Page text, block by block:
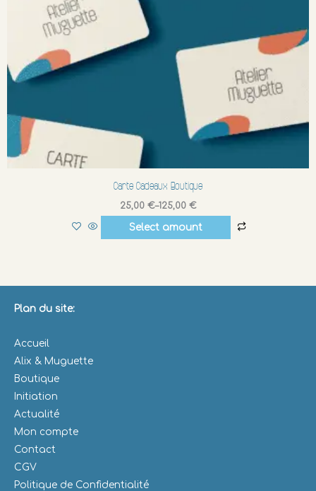
Carte Cadeaux Boutique
25,00 €–125,00 €
Select amount
Plan du site:
Accueil
Alix & Muguette
Boutique
Initiation
Actualité
Mon compte
Contact
CGV
Politique de Confidentialité